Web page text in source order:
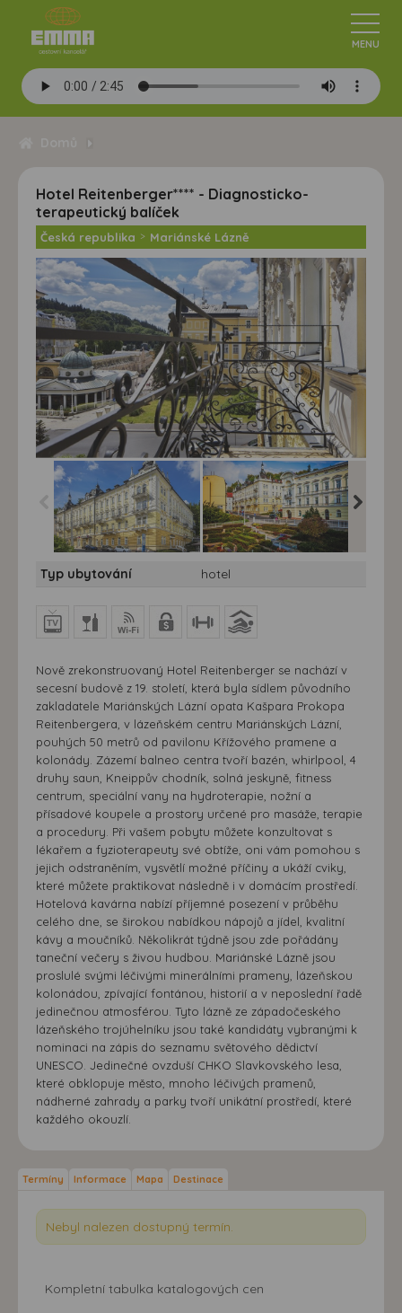
Hotel Reitenberger**** - Diagnosticko-
terapeutický balíček
Česká republika > Mariánské Lázně
Diagnosticko-
Mariánské lázně . hotel
Reintenberger
Diagnosticko-
Mariánské Lázně - hotel
Reitenberger
Typ ubytování hotel
Nově zrekonstruovaný Hotel Reitenberger se nachází v
secesní budově z 19. století, která byla sídlem původního
zakladatele Mariánských Lázní opata Kašpara Prokopa
Reitenbergera, v lázeňském centru Mariánských Lázní,
pouhých 50 metrů od pavilonu Křížového pramene a
kolonády. Zázemí balneo centra tvoří bazén, whirlpool, 4
druhy saun, Kneippův chodník, solná jeskyně, fitness
centrum, speciální vany na hydroterapie, nožní a
přísadové koupele a prostory určené pro masáže, terapie
a procedury. Při vašem pobytu můžete konzultovat s
lékařem a fyzioterapeuty své obtíže, oni vám pomohou s
jejich odstraněním, vysvětlí možné příčiny a ukáží cviky,
které můžete praktikovat následně i v domácím prostředí.
Hotelová kavárna nabízí příjemné posezení v průběhu
celého dne, se širokou nabídkou nápojů a jídel, kvalitní
kávy a moučníků. Několikrát týdně jsou zde pořádány
taneční večery s živou hudbou. Mariánské Lázně jsou
proslulé svými léčivými minerálními prameny, lázeňskou
kolonádou, zpívající fontánou, historií a v neposlední řadě
jedinečnou atmosférou. Tyto lázně ze západočeského
lázeňského trojúhelníku jsou také kandidáty vybranými k
nominaci na zápis do seznamu světového dědictví
UNESCO. Jedinečné ovzduší CHKO Slavkovského lesa,
které obklopuje město, mnoho léčivých pramenů,
nádherné zahrady a parky tvoří unikátní prostředí, které
každého okouzlí.
Termíny Informace Mapa Destinace
Nebyl nalezen dostupný termín.
Kompletní tabulka katalogových cen